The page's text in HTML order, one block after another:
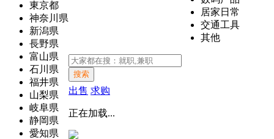
東京都
神奈川県
新潟県
長野県
富山県
石川県
福井県
山梨県
岐阜県
静岡県
愛知県
居家日常
交通工具
其他
搜索
出售 求购
正在加载...